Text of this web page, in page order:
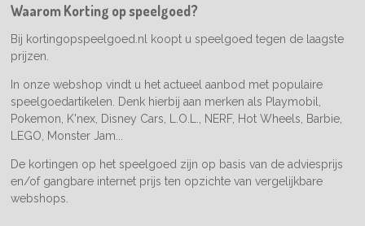
k
a
m
Waarom Korting op speelgoed?
Bij kortingopspeelgoed.nl koopt u speelgoed tegen de laagste
prijzen.
In onze webshop vindt u het actueel aanbod met populaire
speelgoedartikelen. Denk hierbij aan merken als Playmobil,
Pokemon, K'nex, Disney Cars, L.O.L., NERF, Hot Wheels, Barbie,
LEGO, Monster Jam...
De kortingen op het speelgoed zijn op basis van de adviesprijs
en/of gangbare internet prijs ten opzichte van vergelijkbare
webshops.